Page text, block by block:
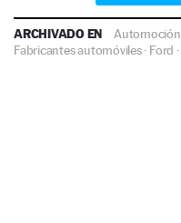
ARCHIVADO EN Automoción
Fabricantes automóviles· Ford ·